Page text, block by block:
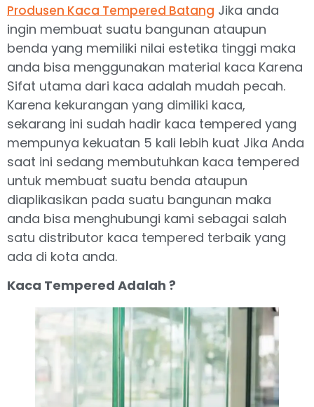
Produsen Kaca Tempered Batang Jika anda
ingin membuat suatu bangunan ataupun
benda yang memiliki nilai estetika tinggi maka
anda bisa menggunakan material kaca Karena
Sifat utama dari kaca adalah mudah pecah.
Karena kekurangan yang dimiliki kaca,
sekarang ini sudah hadir kaca tempered yang
mempunya kekuatan 5 kali lebih kuat Jika Anda
saat ini sedang membutuhkan kaca tempered
untuk membuat suatu benda ataupun
diaplikasikan pada suatu bangunan maka
anda bisa menghubungi kami sebagai salah
satu distributor kaca tempered terbaik yang
ada di kota anda.
Kaca Tempered Adalah ?